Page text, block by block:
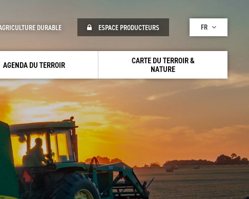
AGENDA DU TERROIR
CARTE DU TERROIR &
NATURE
DURABLE ESPACE PRODUCTEURS FR